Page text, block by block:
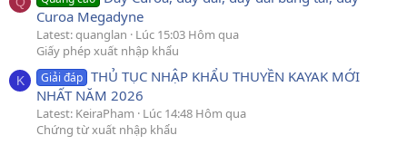
Curoa Megadyne
Latest: quanglan
Lúc 15:03 Hôm qua
Giấy phép xuất nhập khẩu
K Giải đáp THỦ TỤC NHẬP KHẨU THUYỀN KAYAK MỚI
NHẤT NĂM 2026
Latest: KeiraPham
Lúc 14:48 Hôm qua
Chứng từ xuất nhập khẩu